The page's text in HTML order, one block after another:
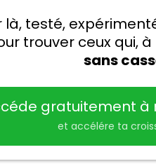
là, testé,
trouver ceux qui,
sans
gratuitement à
et accélére ta